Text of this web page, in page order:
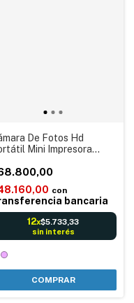
De Fotos Hd
Mini Impresora
Incluye Correa,
con
bancaria
12x$5.733,33
sin interés
COMPRAR